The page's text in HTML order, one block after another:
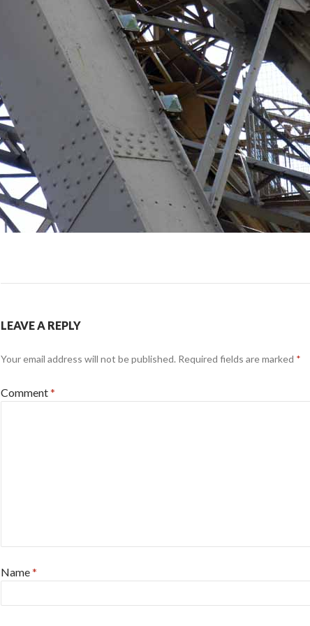
LEAVE A REPLY
Your email address will not be published. Required fields are marked *
Comment*
Name*